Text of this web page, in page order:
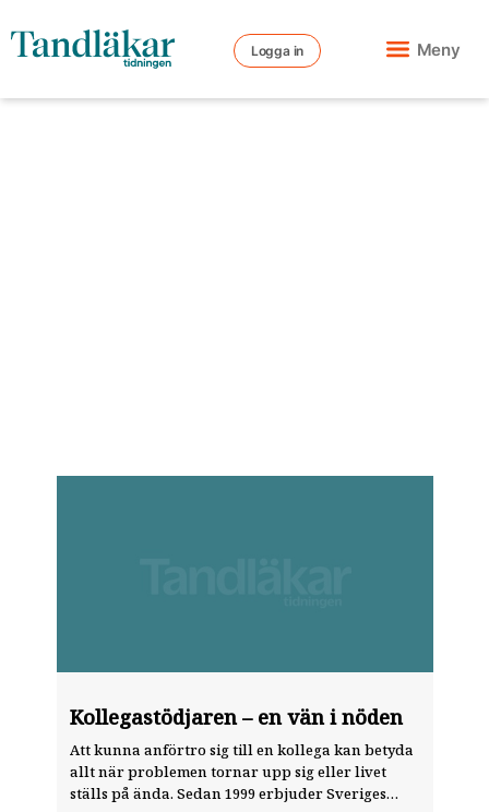
Logga in Meny
Kollegastödjaren – en vän i nöden
Att kunna anförtro sig till en kollega kan betyda
allt när problemen tornar upp sig eller livet
ställs på ända. Sedan 1999 erbjuder Sveriges